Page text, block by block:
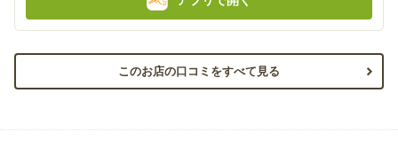
このお店の口コミをすべて見る